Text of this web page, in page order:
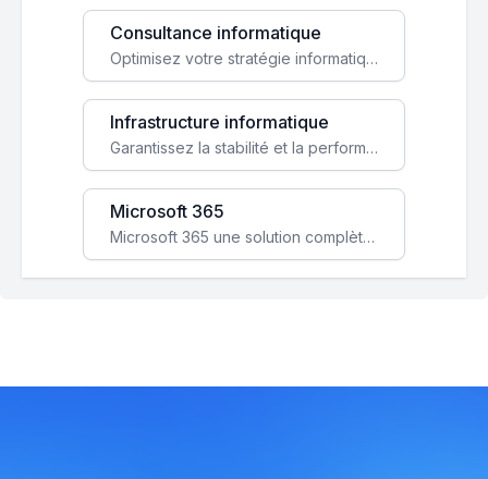
Consultance informatique
Optimisez votre stratégie informatique avec l'expertise de nos consultants pour améliorer votre efficacité et sécurité.
Infrastructure informatique
Garantissez la stabilité et la performance de votre entreprise avec une infrastructure IT sécurisée et évolutive.
Microsoft 365
Microsoft 365 une solution complète qui booste votre productivité, renforce la sécurité de vos données et facilite la collaboration.